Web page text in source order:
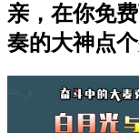
亲，在你免
奏的大神点个